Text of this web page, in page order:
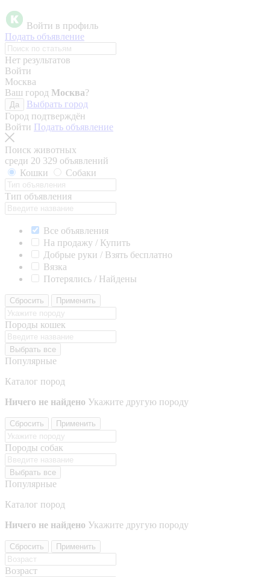
Войти в профиль
Подать объявление
Нет результатов
Войти
Москва
Ваш город Москва?
Да
Выбрать город
Город подтверждён
Войти Подать объявление
Поиск животных
среди 20 329 объявлений
Кошки
Собаки
Тип объявления
Все объявления
На продажу / Купить
Добрые руки / Взять бесплатно
Вязка
Потерялись / Найдены
Сбросить Применить
Породы кошек
Выбрать все
Популярные
Каталог пород
Ничего не найдено Укажите другую породу
Сбросить Применить
Породы собак
Выбрать все
Популярные
Каталог пород
Ничего не найдено Укажите другую породу
Сбросить Применить
Возраст